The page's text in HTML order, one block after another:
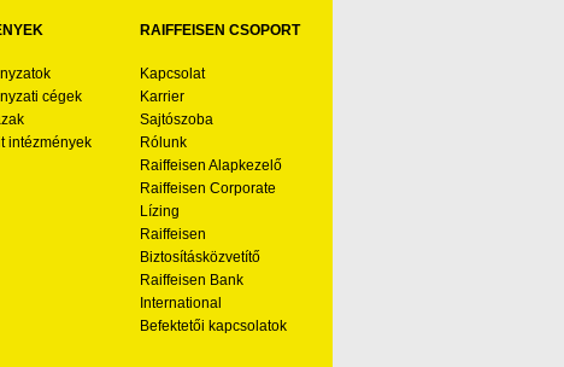
cégek
intézmények
RAIFFEISEN CSOPORT
Kapcsolat
Karrier
Sajtószoba
Rólunk
Raiffeisen Alapkezelő
Raiffeisen Corporate
Lízing
Raiffeisen
Biztosításközvetítő
Raiffeisen Bank
International
Befektetői kapcsolatok